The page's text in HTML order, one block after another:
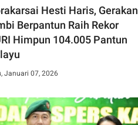
Hesti Haris, Gerakan
Berpantun Raih Rekor
Himpun 104.005 Pantun
Januari 07, 2026